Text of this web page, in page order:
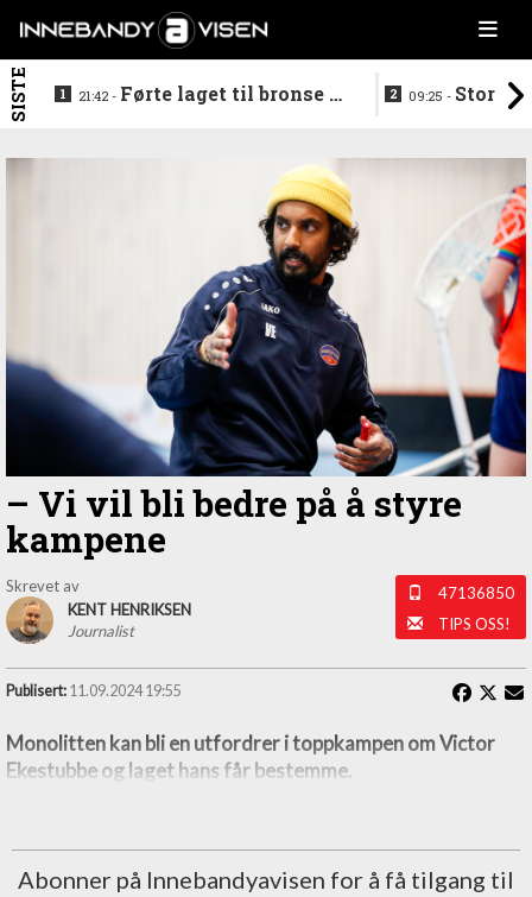
SISTE 21:42 - Førte laget til bronse -
09:25 -
– Vi vil bli bedre på å styre
kampene
Skrevet av
KENT HENRIKSEN
Journalist
47136850
TIPS OSS!
Publisert: 11.09.2024 19:55
Monolitten kan bli en utfordrer i toppkampen om Victor
Ekestubbe og laget hans får bestemme.
Abonner på Innebandyavisen for å få tilgang til